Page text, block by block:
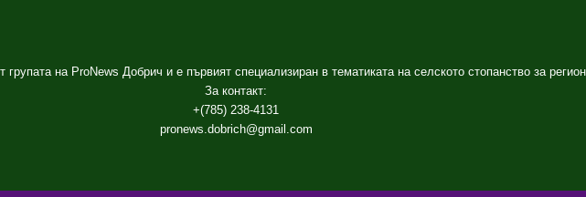
на ProNews Добрич и е първият специализиран в тематиката на селското стопанство за
За контакт:
+(785) 238-4131
pronews.dobrich@gmail.com